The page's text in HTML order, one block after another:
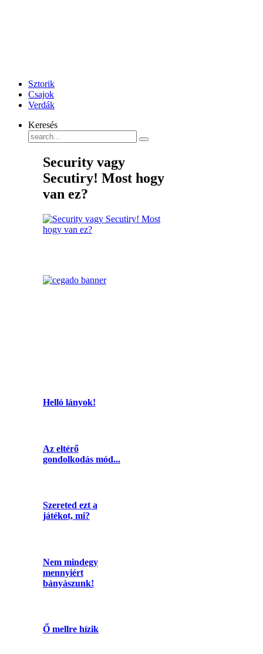
Sztorik
Csajok
Verdák
Keresés
Security vagy
Secutiry! Most hogy
van ez?
Helló lányok!
Az eltérő
gondolkodás mód...
Szereted ezt a
játékot, mi?
Nem mindegy
mennyiért
bányászunk!
Ő mellre hízik